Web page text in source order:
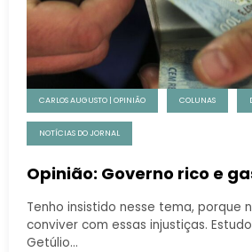
CARLOS AUGUSTO | OPINIÃO COLUNAS
NOTÍCIAS DO JORNAL
Opinião: Governo rico e
Tenho insistido nesse tema, porque
conviver com essas injustiças.
Getúlio…